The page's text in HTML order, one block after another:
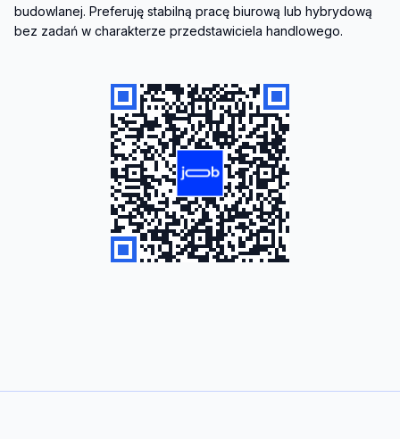
budowlanej. Preferuję stabilną pracę biurową lub hybrydową
bez zadań w charakterze przedstawiciela handlowego.